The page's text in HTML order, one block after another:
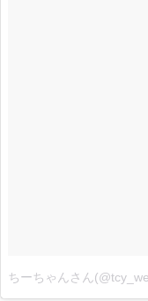
ちーちゃんさん